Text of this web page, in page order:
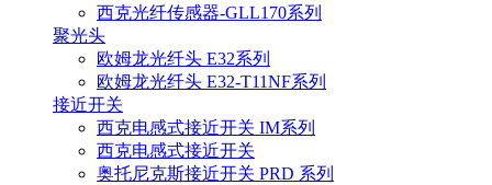
西克光纤传感器-GLL170系列
聚光头
欧姆龙光纤头 E32系列
欧姆龙光纤头 E32-T11NF系列
接近开关
西克电感式接近开关 IM系列
西克电感式接近开关
奥托尼克斯接近开关 PRD 系列